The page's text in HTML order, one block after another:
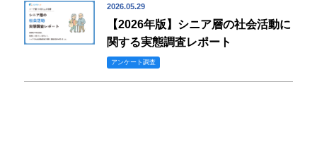
2026.05.29
【2026年版】シニア層の社会活動に
関する実態調査レポート
アンケート調査